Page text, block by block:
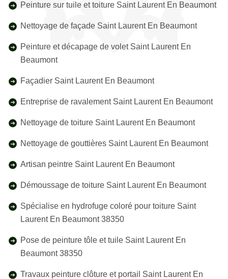
Peinture sur tuile et toiture Saint Laurent En Beaumont
Nettoyage de façade Saint Laurent En Beaumont
Peinture et décapage de volet Saint Laurent En
Beaumont
Façadier Saint Laurent En Beaumont
Entreprise de ravalement Saint Laurent En Beaumont
Nettoyage de toiture Saint Laurent En Beaumont
Nettoyage de gouttières Saint Laurent En Beaumont
Artisan peintre Saint Laurent En Beaumont
Démoussage de toiture Saint Laurent En Beaumont
Spécialise en hydrofuge coloré pour toiture Saint
Laurent En Beaumont 38350
Pose de peinture tôle et tuile Saint Laurent En
Beaumont 38350
Travaux peinture clôture et portail Saint Laurent En